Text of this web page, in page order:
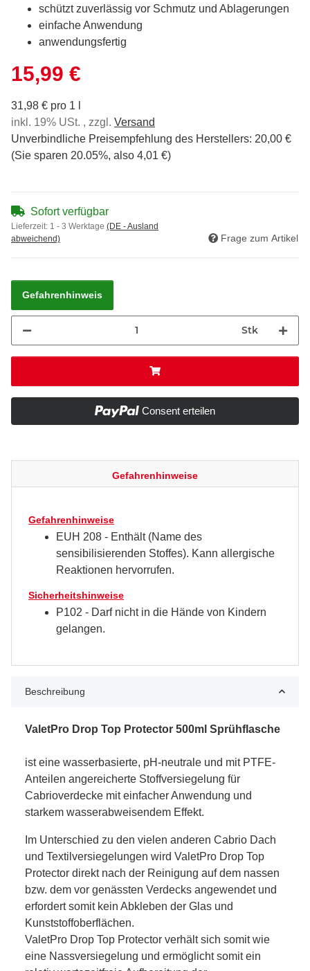
schützt zuverlässig vor Schmutz und Ablagerungen
einfache Anwendung
anwendungsfertig
15,99 €
31,98 € pro 1 l
inkl. 19% USt. , zzgl. Versand
Unverbindliche Preisempfehlung des Herstellers: 20,00 €
(Sie sparen 20.05%, also 4,01 €)
Sofort verfügbar
Lieferzeit: 1 - 3 Werktage (DE - Ausland
abweichend)
Frage zum Artikel
Gefahrenhinweis
Stk
Consent erteilen
Gefahrenhinweise
Gefahrenhinweise
EUH 208 - Enthält (Name des
sensibilisierenden Stoffes). Kann allergische
Reaktionen hervorrufen.
Sicherheitshinweise
P102 - Darf nicht in die Hände von Kindern
gelangen.
Beschreibung
ValetPro Drop Top Protector 500ml Sprühflasche
ist eine wasserbasierte, pH-neutrale und mit PTFE-
Anteilen angereicherte Stoffversiegelung für
Cabrioverdecke mit einfacher Anwendung und
starkem wasserabweisendem Effekt.
Im Unterschied zu den vielen anderen Cabrio Dach
und Textilversiegelungen wird ValetPro Drop Top
Protector direkt nach der Reinigung auf dem nassen
bzw. dem vor genässten Verdecks angewendet und
erfordert somit kein Abkleben der Glas und
Kunststoffoberflächen.
ValetPro Drop Top Protector verhält sich somit wie
eine Nassversiegelung und ermöglicht somit ein